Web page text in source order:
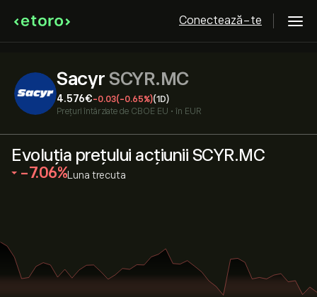
Conectează-te
Sacyr SCYR.MC
4.576‎€‎-0.03(-0.65%)(1D)
Prețuri întârziate de CBOE EU • în EUR
Evoluția prețului acțiunii SCYR.MC
‎-7.06‎ Luna trecuta